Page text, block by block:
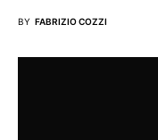
BY FABRIZIO COZZI